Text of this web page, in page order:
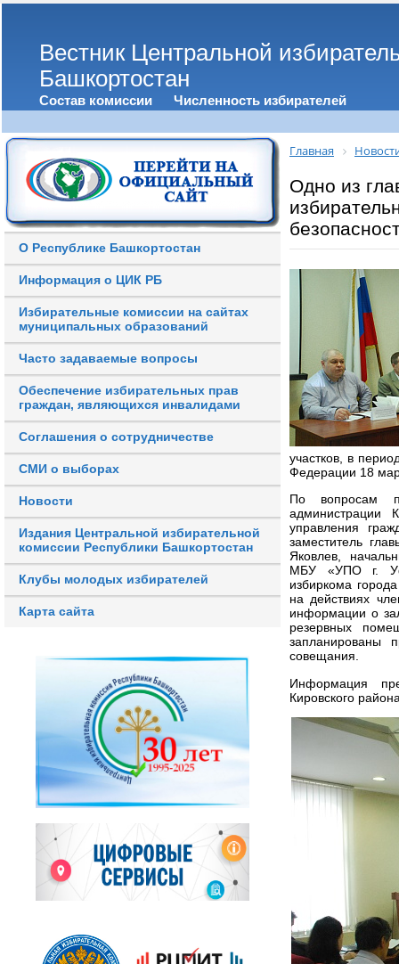
Вестник Центральной
Башкортостан
Состав комиссии Численность избирателей
О Республике Башкортостан
Информация о ЦИК РБ
Избирательные комиссии на сайтах
муниципальных образований
Часто задаваемые вопросы
Обеспечение избирательных прав
граждан, являющихся инвалидами
Соглашения о сотрудничестве
СМИ о выборах
Новости
Издания Центральной избирательной
комиссии Республики Башкортостан
Клубы молодых избирателей
Карта сайта
Главная
Одно из
участков, в
Федерации 18
По вопросам
администрации
управления
заместитель
Яковлев,
МБУ «УПО г.
избиркома
на действиях
информации о
резервных
запланированы
совещания.
Информация
Кировского